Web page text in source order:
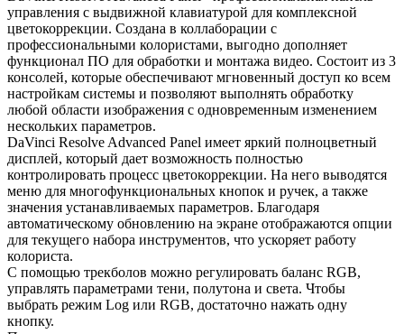
управления с выдвижной клавиатурой для комплексной
цветокоррекции. Создана в коллаборации с
профессиональными колористами, выгодно дополняет
функционал ПО для обработки и монтажа видео. Состоит из 3
консолей, которые обеспечивают мгновенный доступ ко всем
настройкам системы и позволяют выполнять обработку
любой области изображения с одновременным изменением
нескольких параметров.
DaVinci Resolve Advanced Panel имеет яркий полноцветный
дисплей, который дает возможность полностью
контролировать процесс цветокоррекции. На него выводятся
меню для многофункциональных кнопок и ручек, а также
значения устанавливаемых параметров. Благодаря
автоматическому обновлению на экране отображаются опции
для текущего набора инструментов, что ускоряет работу
колориста.
С помощью трекболов можно регулировать баланс RGB,
управлять параметрами тени, полутона и света. Чтобы
выбрать режим Log или RGB, достаточно нажать одну
кнопку.